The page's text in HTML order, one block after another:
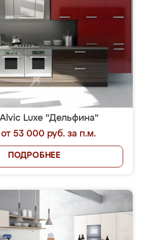
Luxe "Дельфина"
53 000 руб. за п.м.
ПОДРОБНЕЕ